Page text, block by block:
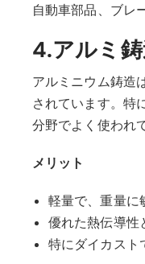
自動車部品、ブレ
4.アルミ
アルミニウム鋳造
されています。特
分野でよく使われ
メリット
軽量で、重量に
優れた熱伝導性
特にダイカスト